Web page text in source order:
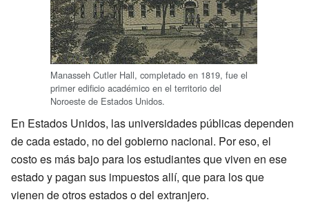
Manasseh Cutler Hall, completado en 1819, fue el
primer edificio académico en el territorio del
Noroeste de Estados Unidos.
En Estados Unidos, las universidades públicas dependen
de cada estado, no del gobierno nacional. Por eso, el
costo es más bajo para los estudiantes que viven en ese
estado y pagan sus impuestos allí, que para los que
vienen de otros estados o del extranjero.